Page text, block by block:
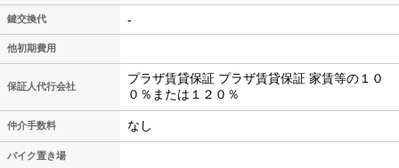
鍵交換代 -
他初期費用
保証人代行会社
プラザ賃貸保証 プラザ賃貸保証 家賃等の１０
０％または１２０％
仲介手数料 なし
バイク置き場